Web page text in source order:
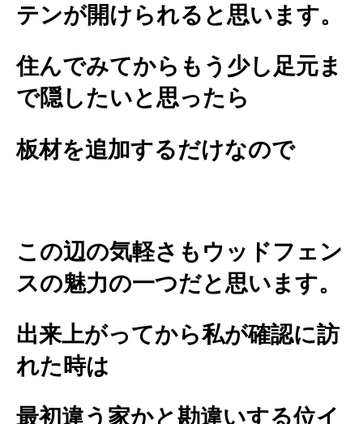
テンが開けられると思います。
住んでみてからもう少し足元ま
で隠したいと思ったら
板材を追加するだけなので
この辺の気軽さもウッドフェン
スの魅力の一つだと思います。
出来上がってから私が確認に訪
れた時は
最初違う家かと勘違いする位イ